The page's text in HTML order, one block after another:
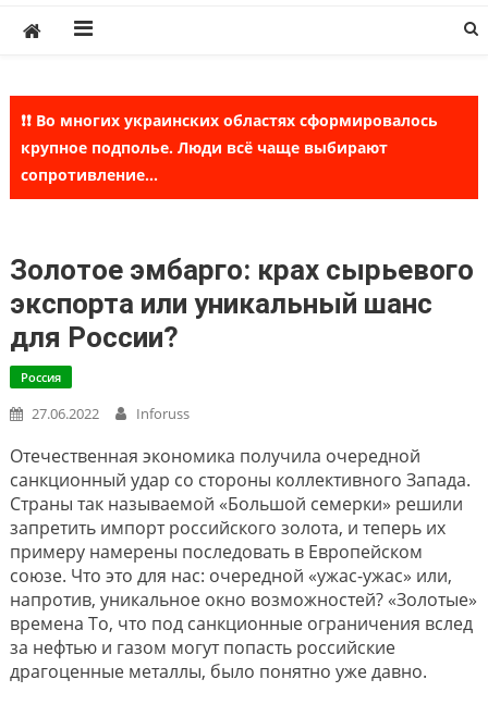
❗❗ Во многих украинских областях сформировалось
крупное подполье. Люди всё чаще выбирают
сопротивление...
Золотое эмбарго: крах сырьевого
экспорта или уникальный шанс
для России?
Россия
27.06.2022 Inforuss
Отечественная экономика получила очередной
санкционный удар со стороны коллективного Запада.
Страны так называемой «Большой семерки» решили
запретить импорт российского золота, и теперь их
примеру намерены последовать в Европейском
союзе. Что это для нас: очередной «ужас-ужас» или,
напротив, уникальное окно возможностей? «Золотые»
времена То, что под санкционные ограничения вслед
за нефтью и газом могут попасть российские
драгоценные металлы, было понятно уже давно.